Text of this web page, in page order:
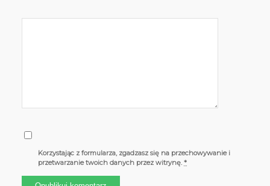
Korzystając z formularza, zgadzasz się na przechowywanie i
przetwarzanie twoich danych przez witrynę.*